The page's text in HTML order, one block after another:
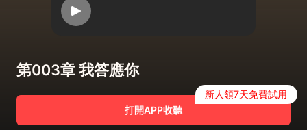
第003章 我答應你
打開APP收聽
新人領7天免費試用